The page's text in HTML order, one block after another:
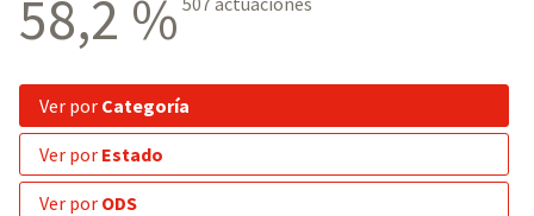
58,2 %
ver por Categoría
ver por Estado
ver por ODS